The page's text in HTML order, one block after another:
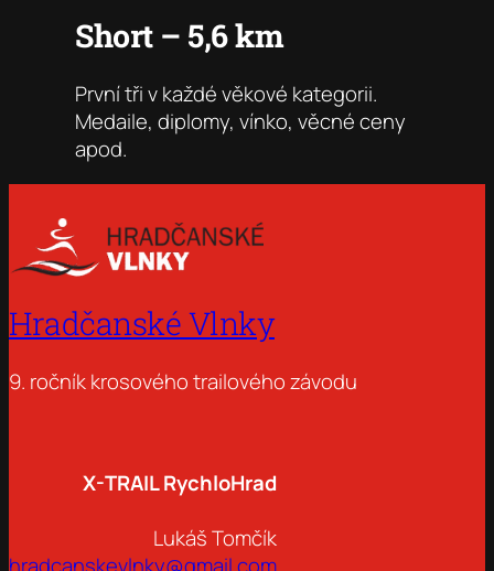
Short – 5,6 km
První tři v každé věkové kategorii.
Medaile, diplomy, vínko, věcné ceny
apod.
Hradčanské Vlnky
9. ročník krosového trailového závodu
X-TRAIL RychloHrad
Lukáš Tomčík